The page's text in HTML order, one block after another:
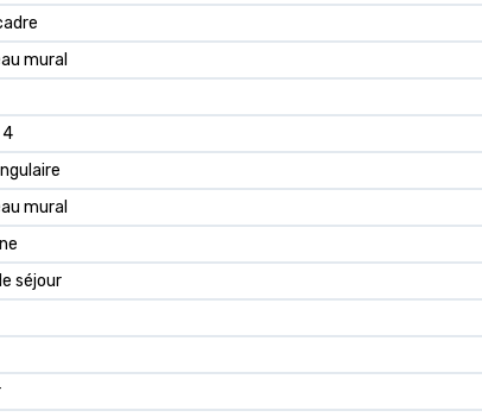
mural
4
mural
séjour